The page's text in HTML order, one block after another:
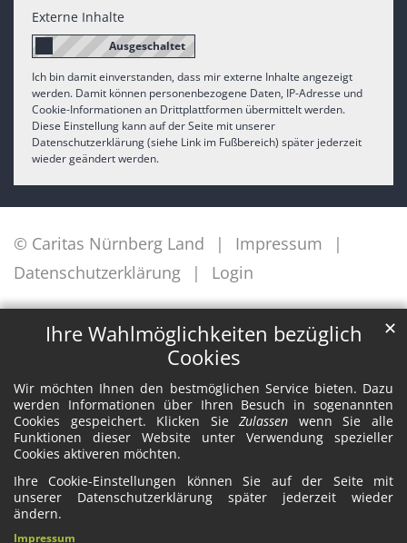
Ihre Wahlmöglichkeiten bezüglich
Cookies
Wir möchten Ihnen den bestmöglichen Service bieten. Dazu
werden Informationen über Ihren Besuch in sogenannten
Cookies gespeichert. Klicken SieZulassen wenn Sie alle
Funktionen dieser Website unter Verwendung spezieller
Cookies aktiveren möchten.
Ihre Cookie-Einstellungen können Sie auf der Seite mit
unserer Datenschutzerklärung später jederzeit wieder
ändern.
✕
Impressum
Externe Inhalte
Ich bin damit einverstanden, dass mir externe Inhalte angezeigt
werden. Damit können personenbezogene Daten, IP-Adresse und
Cookie-Informationen an Drittplattformen übermittelt werden.
Diese Einstellung kann auf der Seite mit unserer
Datenschutzerklärung (siehe Link im Fußbereich) später jederzeit
wieder geändert werden.
© Caritas Nürnberg Land
Impressum
Datenschutzerklärung
Login